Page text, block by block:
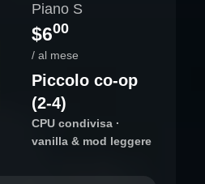
Piano S
$600
/ al mese
Piccolo co-op
(2-4)
CPU condivisa ·
vanilla & mod leggere